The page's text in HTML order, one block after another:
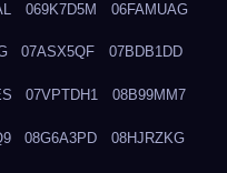
069K7D5M 06FAMUAG
07ASX5QF 07BDB1DD
07VPTDH1 08B99MM7
08G6A3PD 08HJRZKG